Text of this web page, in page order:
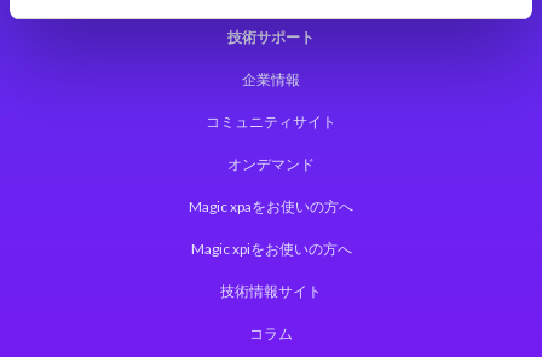
技術サポート
企業情報
コミュニティサイト
オンデマンド
Magic xpaをお使いの方へ
Magic xpiをお使いの方へ
技術情報サイト
コラム